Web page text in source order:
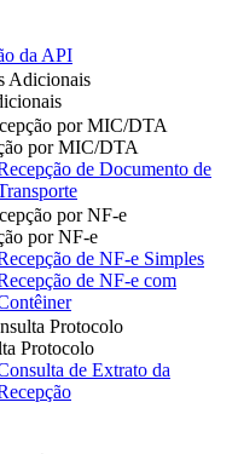
da API
Adicionais
por MIC/DTA
por MIC/DTA
de Documento de
por NF-e
por NF-e
de NF-e Simples
de NF-e com
Protocolo
Protocolo
de Extrato da